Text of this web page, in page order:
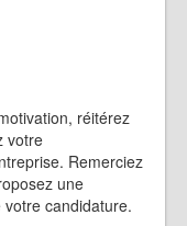
réitérez
votre
Remerciez
une
candidature.